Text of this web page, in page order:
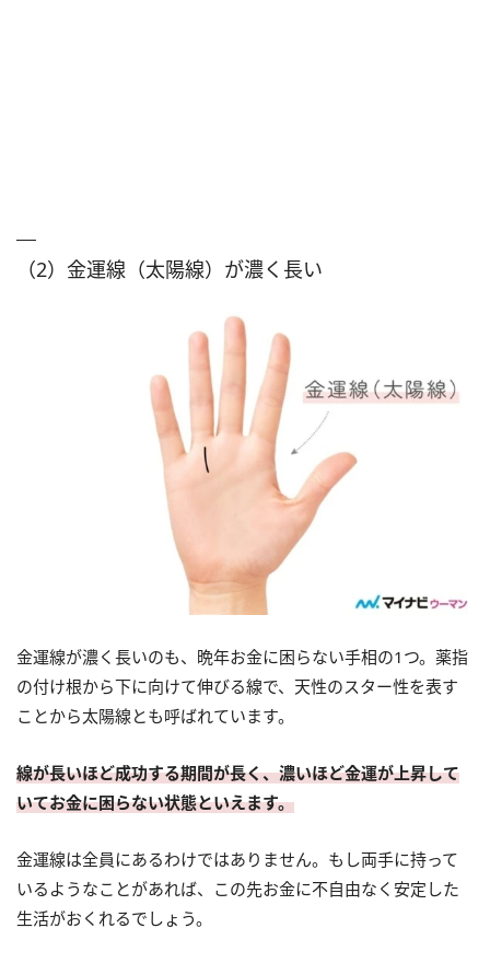
（2）金運線（太陽線）が濃く長い
金運線が濃く長いのも、晩年お金に困らない手相の1つ。薬指
の付け根から下に向けて伸びる線で、天性のスター性を表す
ことから太陽線とも呼ばれています。
線が長いほど成功する期間が長く、濃いほど金運が上昇して
いてお金に困らない状態といえます。
金運線は全員にあるわけではありません。もし両手に持って
いるようなことがあれば、この先お金に不自由なく安定した
生活がおくれるでしょう。